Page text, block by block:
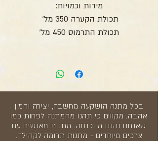
מידות וכמויות:
תכולת הקערה 350 מל'
תכולת התרמוס 450 מל'
בכל מתנה הושקעה מחשבה, יצירה והמון
אהבה. מקווים כי תהנו מהמתנה לפחות כמו
שאנחנו נהננו מהכנתה. מתנות מאנשים עם
צרכים מיוחדים - מתנות תרומה לקהילה.